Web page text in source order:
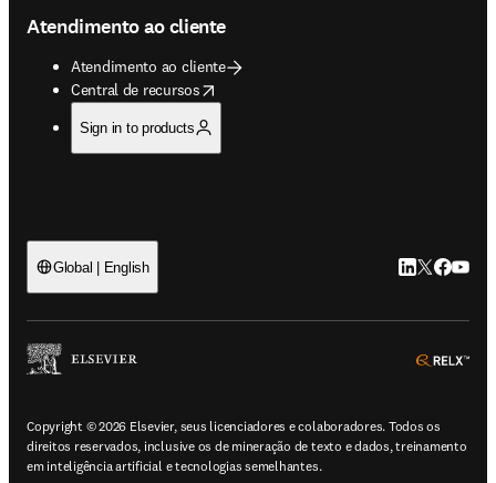
Atendimento ao cliente
Atendimento ao cliente
Central de recursos
opens in new tab/window
Sign in to products
Global | English LinkedIn abre
Twitter
Copyright © 2026 Elsevier, seus licenciadores e colaboradores. Todos os
direitos reservados, inclusive os de mineração de texto e dados, treinamento
em inteligência artificial e tecnologias semelhantes.